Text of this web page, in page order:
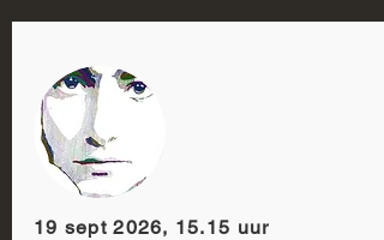
19 sept 2026, 15.15 uur